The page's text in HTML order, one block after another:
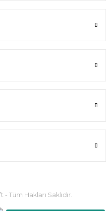
Tüm Hakları Saklıdır.